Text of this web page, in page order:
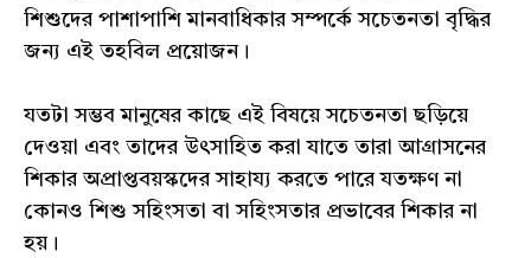
শিশুদের পাশাপাশি মানবাধিকার সম্পর্কে সচেতনতা বৃদ্ধির
জন্য এই তহবিল প্রয়োজন।
যতটা সম্ভব মানুষের কাছে এই বিষয়ে সচেতনতা ছড়িয়ে
দেওয়া এবং তাদের উৎসাহিত করা যাতে তারা আগ্রাসনের
শিকার অপ্রাপ্তবয়স্কদের সাহায্য করতে পারে যতক্ষণ না
কোনও শিশু সহিংসতা বা সহিংসতার প্রভাবের শিকার না
হয়।